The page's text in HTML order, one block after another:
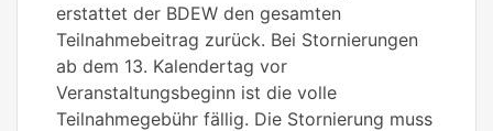
erstattet der BDEW den gesamten
Teilnahmebeitrag zurück. Bei Stornierungen
ab dem 13. Kalendertag vor
Veranstaltungsbeginn ist die volle
Teilnahmegebühr fällig. Die Stornierung muss